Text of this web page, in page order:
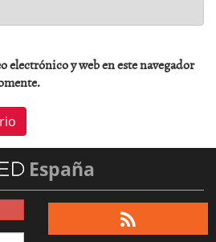
electrónico y web en este navegador
España